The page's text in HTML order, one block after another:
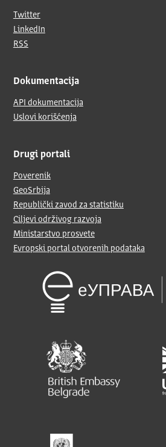
Twitter
LinkedIn
RSS
Dokumentacija
API dokumentacija
Uslovi korišćenja
Drugi portali
Poverenik
GeoSrbija
Republički zavod za statistiku
Ciljevi održivog razvoja
Ministarstvo prosvete
Evropski portal otvorenih podataka